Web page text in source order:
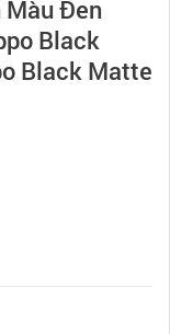
Màu Đen
Black
Black Matte